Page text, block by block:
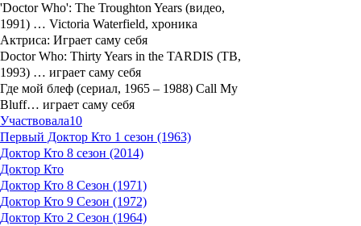
'Doctor Who': The Troughton Years (видео,
1991) … Victoria Waterfield, хроника
Актриса: Играет саму себя
Doctor Who: Thirty Years in the TARDIS (ТВ,
1993) … играет саму себя
Где мой блеф (сериал, 1965 – 1988) Call My
Bluff… играет саму себя
Участвовала10
Первый Доктор Кто 1 сезон (1963)
Доктор Кто 8 сезон (2014)
Доктор Кто
Доктор Кто 8 Сезон (1971)
Доктор Кто 9 Сезон (1972)
Доктор Кто 2 Сезон (1964)